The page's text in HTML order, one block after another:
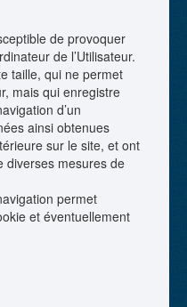
de provoquer
de l’Utilisateur.
taille, qui ne permet
mais qui enregistre
d’un
ainsi obtenues
sur le site, et ont
diverses mesures de
permet
et éventuellement